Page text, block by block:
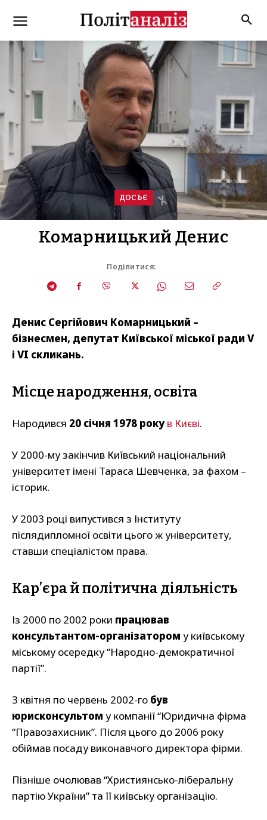
ДОСЬЄ
Комарницький Денис
Поділитися:
Денис Сергійович Комарницький –
бізнесмен, депутат Київської міської ради V
і VI скликань.
Місце народження, освіта
Народився 20 січня 1978 рокув Києві.
У 2000-му закінчив Київський національний
університет імені Тараса Шевченка, за фахом –
історик.
У 2003 році випустився з Інституту
післядипломної освіти цього ж університету,
ставши спеціалістом права.
Кар’єра й політична діяльність
Із 2000 по 2002 роки працював
консультантом-організатором у київському
міському осередку “Народно-демократичної
партії”.
З квітня по червень 2002-го був
юрисконсультом у компанії “Юридична фірма
“Правозахисник”. Після цього до 2006 року
обіймав посаду виконавчого директора фірми.
Пізніше очолював “Християнсько-ліберальну
партію України” та її київську організацію.